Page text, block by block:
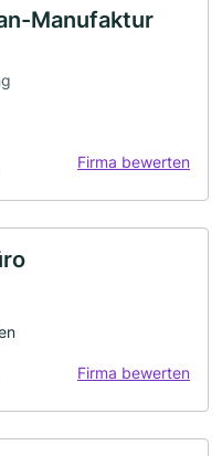
Manufaktur
Firma bewerten
Firma bewerten